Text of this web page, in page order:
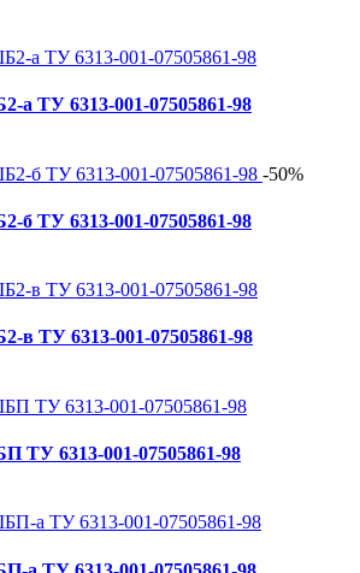
ТУ 6313-001-07505861-98
-50%
ТУ 6313-001-07505861-98
ТУ 6313-001-07505861-98
6313-001-07505861-98